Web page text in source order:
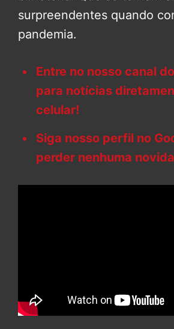
surpreendentes quando
pandemia.
Entre no nosso canal
para notícias
celular!
Siga nosso perfil no
perder nenhuma